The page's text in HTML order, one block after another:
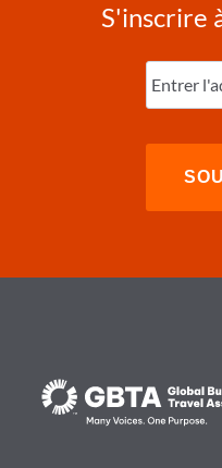
S'inscrire
Entrez
l'e-
mail